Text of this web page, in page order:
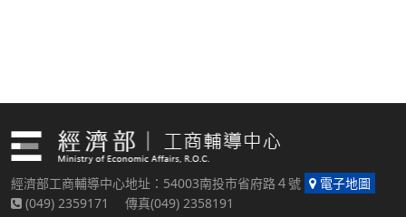
經濟部工商輔導中心地址：54003南投市省府路４號
電子地圖
(049) 2359171 傳真(049) 2358191